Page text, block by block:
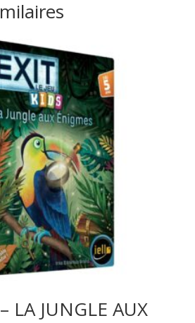
LA JUNGLE AUX